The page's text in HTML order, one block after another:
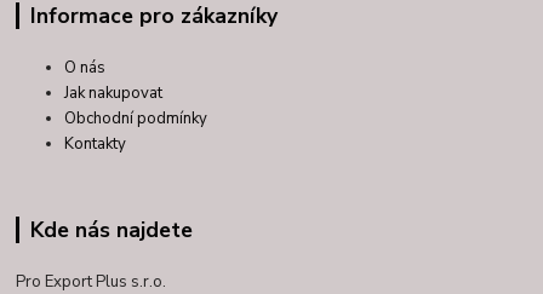
Informace pro zákazníky
O nás
Jak nakupovat
Obchodní podmínky
Kontakty
Kde nás najdete
Pro Export Plus s.r.o.